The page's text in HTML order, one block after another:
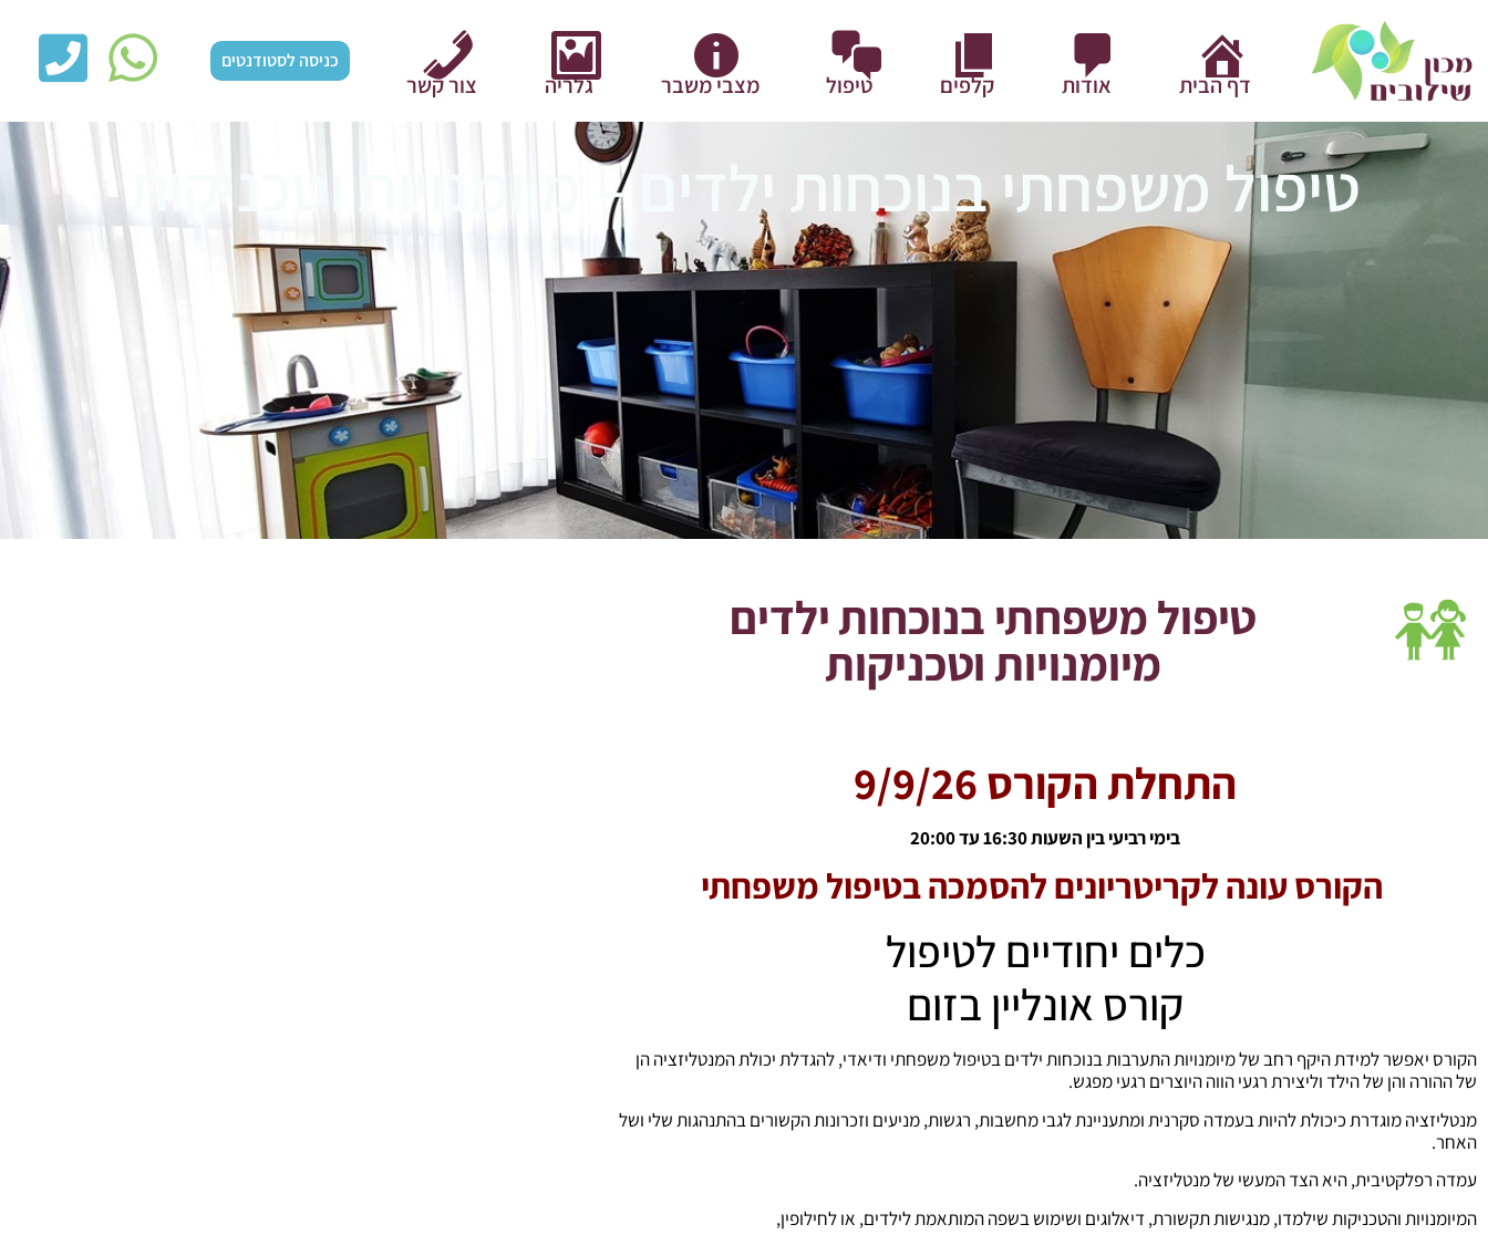
דף הבית אודות קלפים טיפול מצבי משבר גלריה צור קשר
כניסה לסטודנטים
טיפול משפחתי בנוכחות ילדים – מיומנויות וטכניקות
טיפול משפחתי בנוכחות ילדים
מיומנויות וטכניקות
התחלת הקורס 9/9/26
בימי רביעי בין השעות 16:30 עד 20:00
הקורס עונה לקריטריונים להסמכה בטיפול משפחתי
כלים יחודיים לטיפול
קורס אונליין בזום
הקורס יאפשר למידת היקף רחב של מיומנויות התערבות בנוכחות ילדים בטיפול משפחתי ודיאדי, להגדלת יכולת המנטליזציה הן
של ההורה והן של הילד וליצירת רגעי הווה היוצרים רגעי מפגש.
מנטליזציה מוגדרת כיכולת להיות בעמדה סקרנית ומתעניינת לגבי מחשבות, רגשות, מניעים וזכרונות הקשורים בהתנהגות שלי ושל
האחר.
עמדה רפלקטיבית, היא הצד המעשי של מנטליזציה.
המיומנויות והטכניקות שילמדו, מנגישות תקשורת, דיאלוגים ושימוש בשפה המותאמת לילדים, או לחילופין,